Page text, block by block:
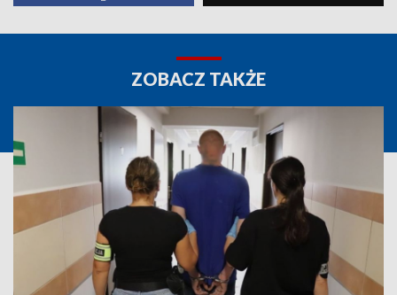
ZOBACZ TAKŻE